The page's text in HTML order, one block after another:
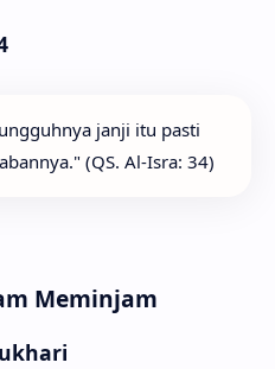
janji itu pasti
(QS. Al-Isra: 34)
Meminjam